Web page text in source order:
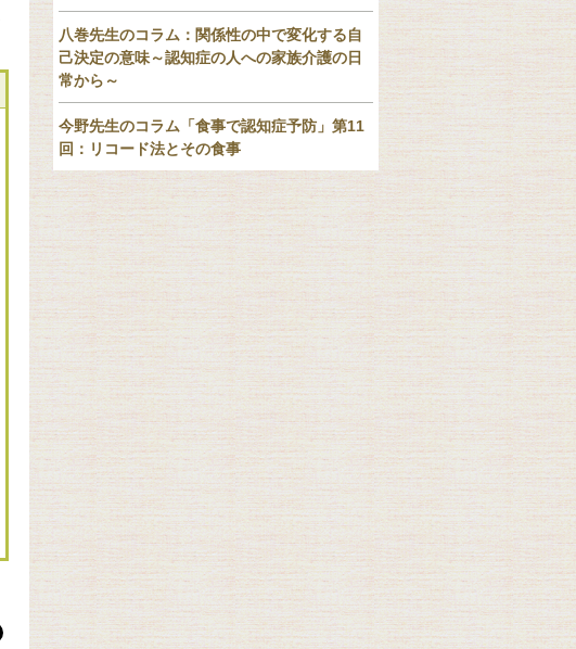
八巻先生のコラム：関係性の中で変化する自
己決定の意味～認知症の人への家族介護の日
常から～
今野先生のコラム「食事で認知症予防」第11
回：リコード法とその食事